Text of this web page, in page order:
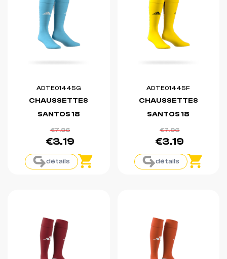
ADTE01445G
CHAUSSETTES
SANTOS 18
€7.96
€3.19
détails
ADTE01445F
CHAUSSETTES
SANTOS 18
€7.96
€3.19
détails